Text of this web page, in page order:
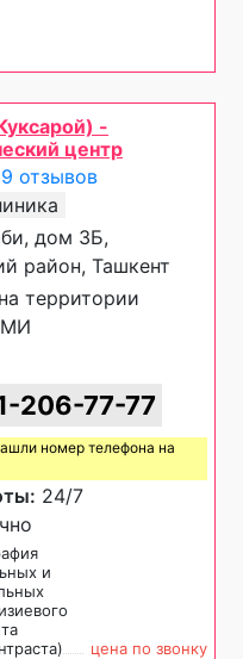
-
центр
отзывов
дом 3Б,
район, Ташкент
на территории
206-77-77
номер телефона на
24/7
и
цена по звонку